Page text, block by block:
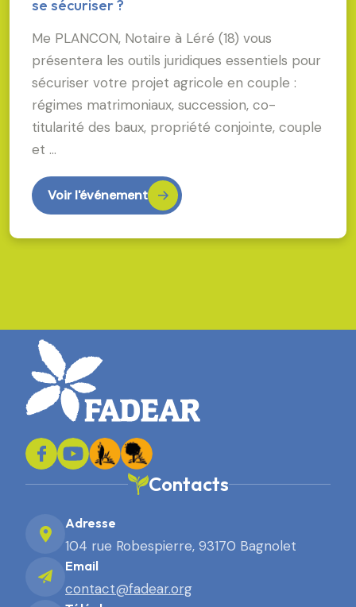
se sécuriser ?
Me PLANCON, Notaire à Léré (18) vous
présentera les outils juridiques essentiels pour
sécuriser votre projet agricole en couple :
régimes matrimoniaux, succession, co-
titularité des baux, propriété conjointe, couple
et …
Voir l'événement
Contacts
Adresse
104 rue Robespierre, 93170 Bagnolet
Email
contact@fadear.org